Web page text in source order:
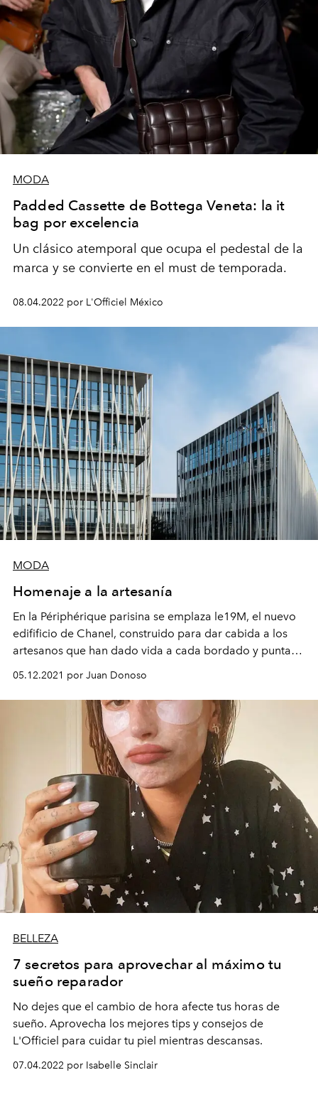
MODA
Padded Cassette de Bottega Veneta: la it
bag por excelencia
Un clásico atemporal que ocupa el pedestal de la
marca y se convierte en el must de temporada.
08.04.2022 por L'Officiel México
MODA
Homenaje a la artesanía
En la Périphérique parisina se emplaza le19M, el nuevo
edifificio de Chanel, construido para dar cabida a los
artesanos que han dado vida a cada bordado y puntada
05.12.2021 por Juan Donoso
BELLEZA
7 secretos para aprovechar al máximo tu
sueño reparador
No dejes que el cambio de hora afecte tus horas de
sueño. Aprovecha los mejores tips y consejos de
L'Officiel para cuidar tu piel mientras descansas.
07.04.2022 por Isabelle Sinclair